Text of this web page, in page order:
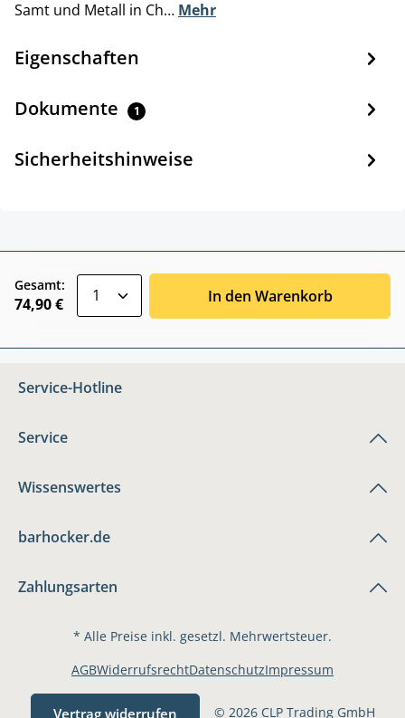
Samt und Metall in Ch… Mehr
Eigenschaften
Dokumente 1
Sicherheitshinweise
Gesamt:
74,90 € In den Warenkorb
Service-Hotline
Service
Wissenswertes
barhocker.de
Zahlungsarten
* Alle Preise inkl. gesetzl. Mehrwertsteuer.
Vertrag widerrufen © 2026 CLP Trading GmbH
AGBWiderrufsrechtDatenschutzImpressum